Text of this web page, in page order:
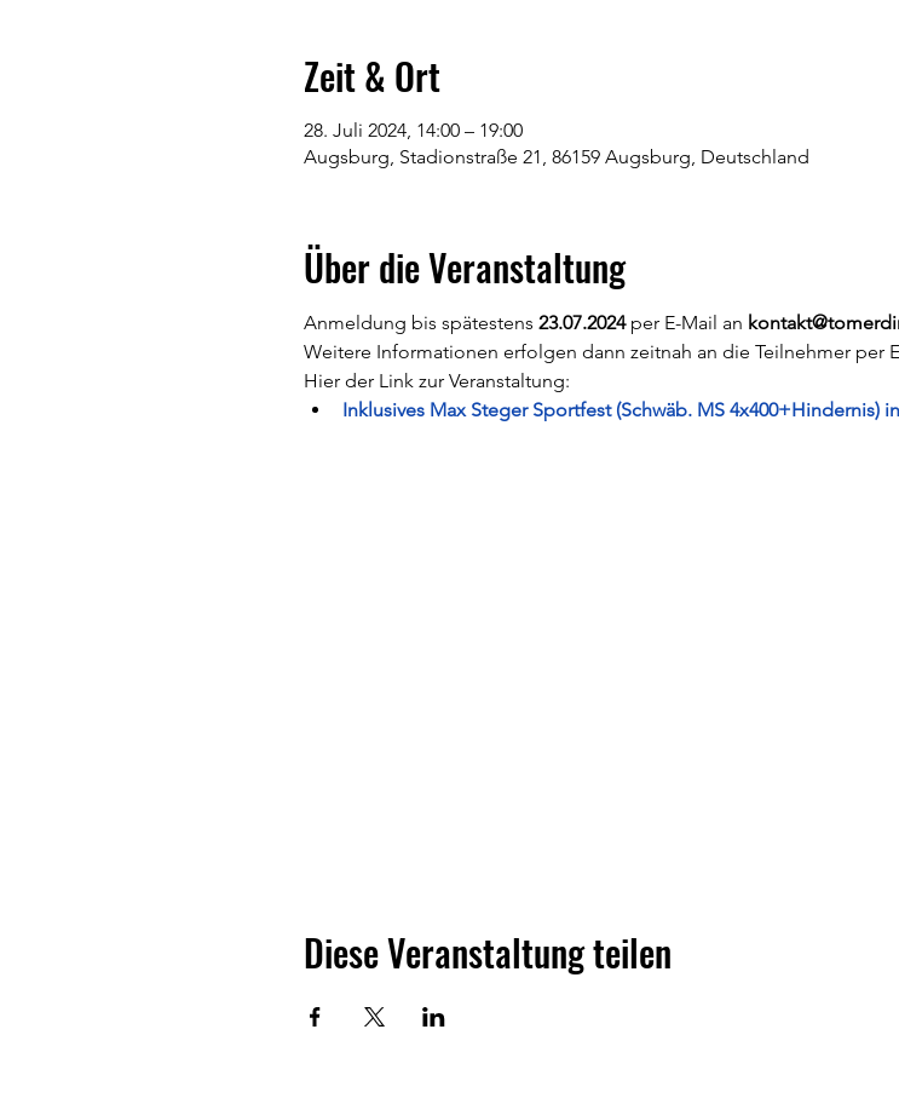
Zeit & Ort
28. Juli 2024, 14:00 – 19:00
Augsburg, Stadionstraße 21, 86159 Augsburg, Deutschland
Über die Veranstaltung
Anmeldung bis spätestens 23.07.2024 per E-Mail an
Weitere Informationen erfolgen dann zeitnah an die Teilnehmer per
Hier der Link zur Veranstaltung:
Inklusives Max Steger Sportfest (Schwäb. MS 4x400+Hindernis)
Diese Veranstaltung teilen